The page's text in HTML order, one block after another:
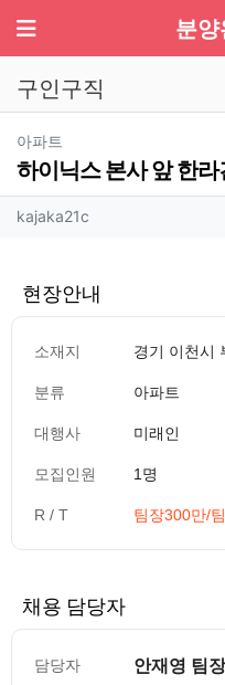
메뉴 분
구인구직
아파트
하이닉스 본사 앞 한
작성자 정보
kajaka21c
현장안내
소재지 경기 이천시
분류 아파트
대행사 미래인
모집인원 1명
R / T 팀장300만/
채용 담당자
담당자 안재영 팀장